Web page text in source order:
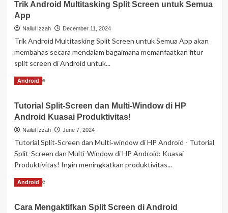
Trik Android Multitasking Split Screen untuk Semua
App
Nailul Izzah December 11, 2024
Trik Android Multitasking Split Screen untuk Semua App akan
membahas secara mendalam bagaimana memanfaatkan fitur
split screen di Android untuk...
Read MoreRead
Trik
Android
Multitasking
Screen
untuk
Semua
Android
Tutorial Split-Screen dan Multi-Window di HP
Android Kuasai Produktivitas!
Nailul Izzah June 7, 2024
Tutorial Split‑Screen dan Multi‑window di HP Android - Tutorial
Split-Screen dan Multi-Window di HP Android: Kuasai
Produktivitas! Ingin meningkatkan produktivitas...
Read MoreRead
Tutorial
Android
Cara Mengaktifkan Split Screen di Android